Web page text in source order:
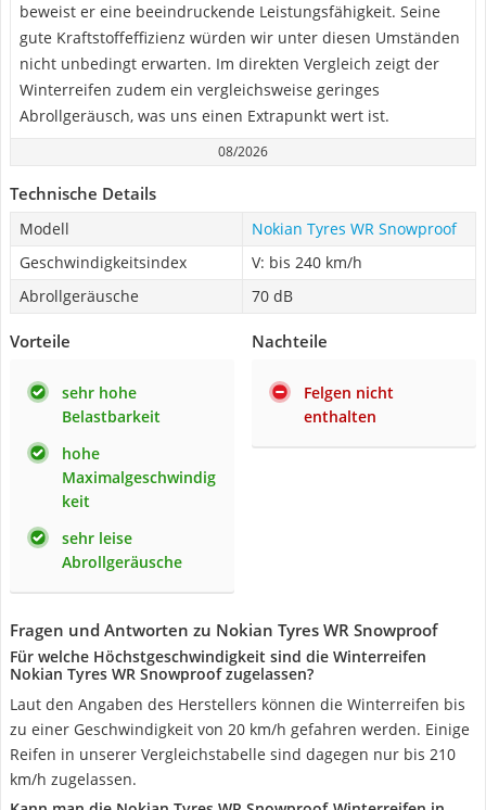
beweist er eine beeindruckende Leistungsfähigkeit. Seine
gute Kraftstoffeffizienz würden wir unter diesen Umständen
nicht unbedingt erwarten. Im direkten Vergleich zeigt der
Winterreifen zudem ein vergleichsweise geringes
Abrollgeräusch, was uns einen Extrapunkt wert ist.
08/2026
Technische Details
Modell
Nokian Tyres WR Snowproof
Geschwindigkeitsindex
V: bis 240 km/h
Abrollgeräusche
70 dB
Vorteile
sehr hohe
Belastbarkeit
hohe
Maximalgeschwindig
keit
sehr leise
Abrollgeräusche
Nachteile
Felgen nicht
enthalten
Fragen und Antworten zu Nokian Tyres WR Snowproof
Für welche Höchstgeschwindigkeit sind die Winterreifen
Nokian Tyres WR Snowproof zugelassen?
Laut den Angaben des Herstellers können die Winterreifen bis
zu einer Geschwindigkeit von 20 km/h gefahren werden. Einige
Reifen in unserer Vergleichstabelle sind dagegen nur bis 210
km/h zugelassen.